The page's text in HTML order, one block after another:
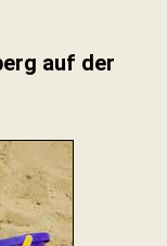
auf der